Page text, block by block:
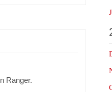
Ranger.